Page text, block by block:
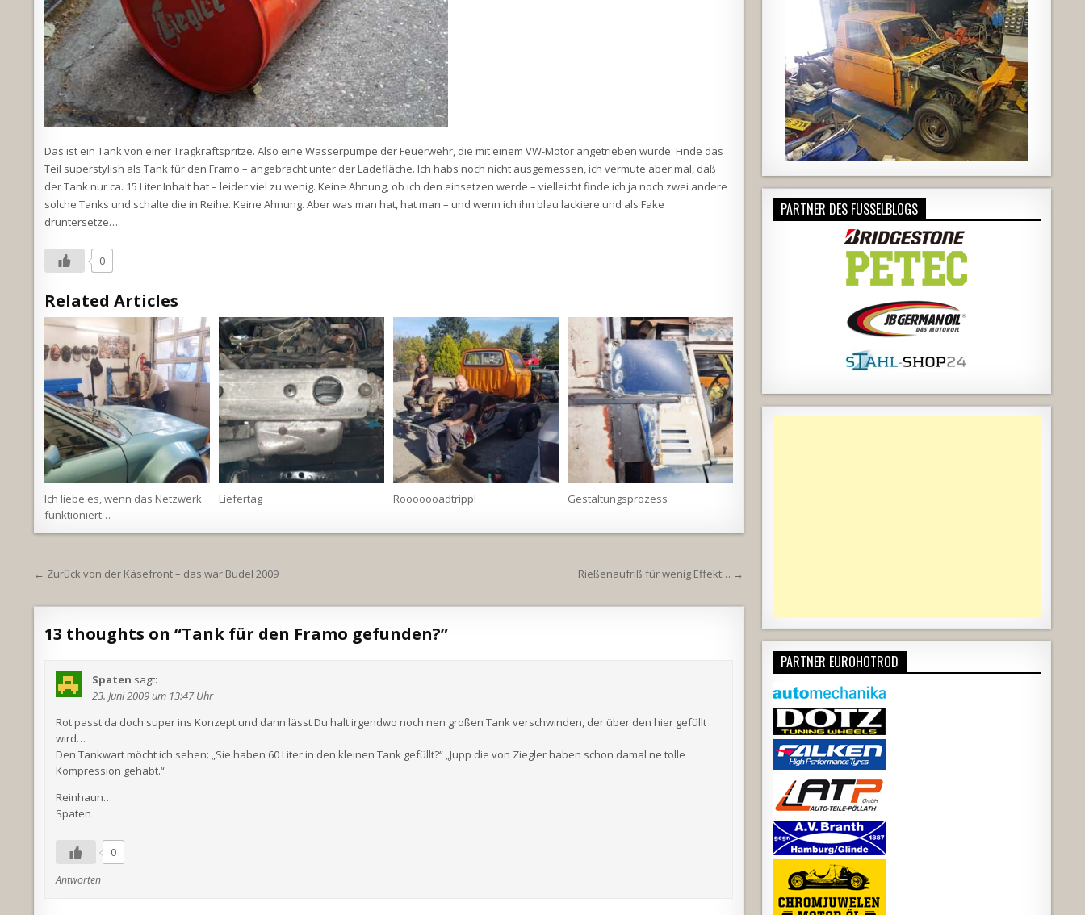
Das ist ein Tank von einer Tragkraftspritze. Also eine Wasserpumpe der Feuerwehr, die mit einem VW-Motor angetrieben wurde. Finde das
Teil superstylish als Tank für den Framo – angebracht unter der Ladefläche. Ich habs noch nicht ausgemessen, ich vermute aber mal, daß
der Tank nur ca. 15 Liter Inhalt hat – leider viel zu wenig. Keine Ahnung, ob ich den einsetzen werde – vielleicht finde ich ja noch zwei andere
solche Tanks und schalte die in Reihe. Keine Ahnung. Aber was man hat, hat man – und wenn ich ihn blau lackiere und als Fake
druntersetze…
0
Related Articles
Ich liebe es, wenn das Netzwerk
funktioniert…
Liefertag Rooooooadtripp! Gestaltungsprozess
Beitragsnavigation
← Zurück von der Käsefront – das war Budel 2009 Rießenaufriß für wenig Effekt… →
13 thoughts on “Tank für den Framo gefunden?”
Spaten sagt:
23. Juni 2009 um 13:47 Uhr
Rot passt da doch super ins Konzept und dann lässt Du halt irgendwo noch nen großen Tank verschwinden, der über den hier gefüllt
wird…
Den Tankwart möcht ich sehen: „Sie haben 60 Liter in den kleinen Tank gefüllt?“ „Jupp die von Ziegler haben schon damal ne tolle
Kompression gehabt.“
Reinhaun…
Spaten
0
Antworten
PARTNER DES FUSSELBLOGS
PARTNER EUROHOTROD